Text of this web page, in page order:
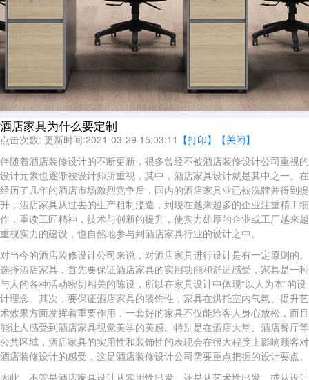
酒店家具为什么要定制
点击次数: 更新时间:2021-03-29 15:03:11 【打印】
【关闭】
伴随着酒店装修设计的不断更新，很多曾经不被酒店装修设计公司重视的
设计元素也逐渐被设计师所重视，其中，酒店家具设计就是其中之一。在
经历了几年的酒店市场激烈竞争后，国内的酒店家具业已被洗牌并得到提
升，酒店家具从过去的生产粗制滥造，到现在越来越多的企业注重精工细
作，重读工匠精神，技术与创新的提升，使实力雄厚的企业或工厂越来越
重视实力的建设，也自然地参与到酒店家具行业的设计之中。
对当今的酒店装修设计公司来说，对酒店家具进行设计是有一定原则的。
选择酒店家具，首先要保证酒店家具的实用功能和舒适感受，家具是一种
与人的各种活动密切相关的陈设，所以在家具设计中体现“以人为本”的设
计理念。其次，要保证酒店家具的装饰性，家具在烘托室内气氛、提升艺
术效果方面发挥着重要作用，一套好的家具不仅能给客人身心放松，而且
能让人感受到酒店家具视觉美学的美感。特别是在酒店大堂、酒店餐厅等
公共区域，酒店家具的实用性和装饰性的表现会在很大程度上影响顾客对
酒店装修设计的感受，这是酒店装修设计公司需要重点把握的设计要点。
因此，不管是酒店家具设计从实用性出发，还是从艺术性出发，或从设计